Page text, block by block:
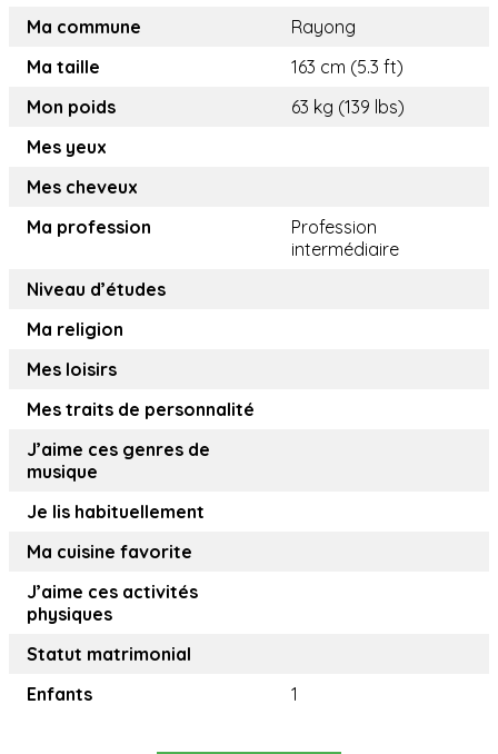
Ma commune
Rayong
Ma taille
163 cm (5.3 ft)
Mon poids
63 kg (139 lbs)
Mes yeux
Mes cheveux
Ma profession
Profession
intermédiaire
Niveau d’études
Ma religion
Mes loisirs
Mes traits de personnalité
J’aime ces genres de
musique
Je lis habituellement
Ma cuisine favorite
J’aime ces activités
physiques
Statut matrimonial
Enfants
1